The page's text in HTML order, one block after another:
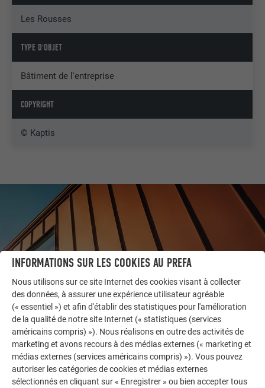
Les Rousses
TYPE D'OBJET
Bâtiment de l'entreprise
COPYRIGHT
© Kaptis
LAISSEZ-VOUS INSPIRER
AUTRES BÂTIMENTS
La galerie de références PREFA démontre la
INFORMATIONS SUR LES COOKIES AU PREFA
Nous utilisons sur ce site Internet des cookies visant à collecter
des données, à assurer une expérience utilisateur agréable
(« essentiel ») et afin d'établir des statistiques pour l'amélioration
de la qualité de notre site Internet (« statistiques (services
américains compris) »). Nous réalisons en outre des activités de
marketing et avons recours à des médias externes (« marketing et
médias externes (services américains compris) »). Vous pouvez
autoriser les catégories de cookies et médias externes
sélectionnés en cliquant sur « Enregistrer » ou bien accepter tous